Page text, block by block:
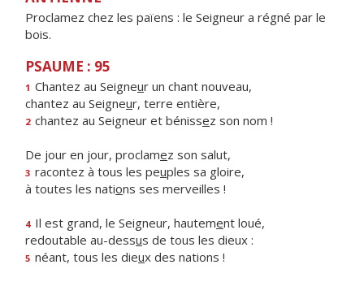
Proclamez chez les païens : le Seigneur a régné par le
bois.
PSAUME : 95
1 Chantez au Seigneur un chant nouveau,
chantez au Seigneur, terre entière,
2 chantez au Seigneur et bénissez son nom !
De jour en jour, proclamez son salut,
3 racontez à tous les peuples sa gloire,
à toutes les nations ses merveilles !
4 Il est grand, le Seigneur, hautement loué,
redoutable au-dessus de tous les dieux :
5 néant, tous les dieux des nations !